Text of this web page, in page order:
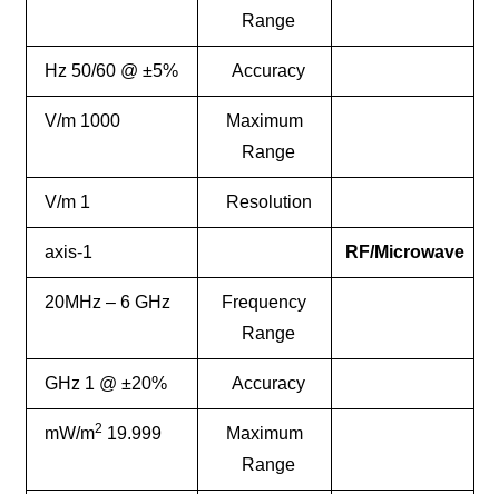
Accuracy
±5% @ 50/60 Hz
Maximum
Resolution
RF/
Frequency
20MHz – 6 GHz
Accuracy
Maximum
2